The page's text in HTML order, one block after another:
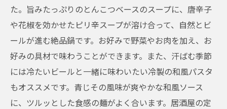
た。旨みたっぷりのとんこつベースのスープに、唐辛子
や花椒を効かせたピリ辛スープが溶け合って、自然とビ
ールが進む絶品鍋です。お好みで野菜やお肉を加え、お
好みの具材で味わうことができます。また、汗ばむ季節
には冷たいビールと一緒に味わいたい冷製の和風パスタ
もオススメです。青じその風味が爽やかな和風ソース
に、ツルッとした食感の麺がよく合います。居酒屋の定